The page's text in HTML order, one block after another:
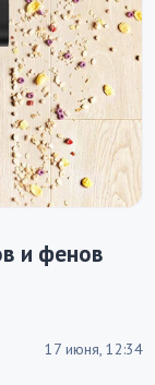
и фенов
17 июня, 12:34